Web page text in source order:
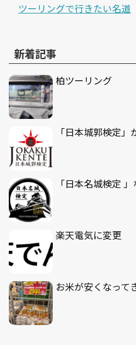
ツーリングで行きたい名道
新着記事
柏ツーリング
「日本城郭検定
「日本名城検定
楽天電気に変更
お米が安くなって